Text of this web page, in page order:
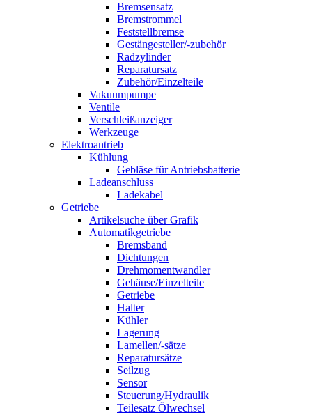
Bremsensatz
Bremstrommel
Feststellbremse
Gestängesteller/-zubehör
Radzylinder
Reparatursatz
Zubehör/Einzelteile
Vakuumpumpe
Ventile
Verschleißanzeiger
Werkzeuge
Elektroantrieb
Kühlung
Gebläse für Antriebsbatterie
Ladeanschluss
Ladekabel
Getriebe
Artikelsuche über Grafik
Automatikgetriebe
Bremsband
Dichtungen
Drehmomentwandler
Gehäuse/Einzelteile
Getriebe
Halter
Kühler
Lagerung
Lamellen/-sätze
Reparatursätze
Seilzug
Sensor
Steuerung/Hydraulik
Teilesatz Ölwechsel